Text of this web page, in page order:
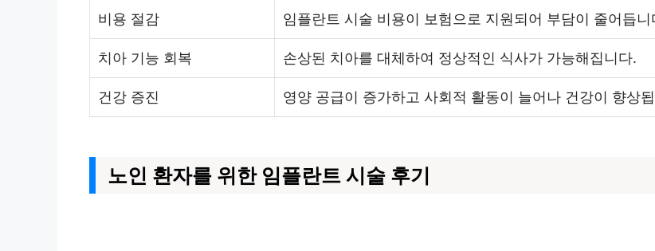
비용 절감 임플란트 시술 비용이 보험으로 지원되어 부담이 줄어듭니
치아 기능 회복 손상된 치아를 대체하여 정상적인 식사가 가능해집니다.
건강 증진 영양 공급이 증가하고 사회적 활동이 늘어나 건강이 향상
노인 환자를 위한 임플란트 시술 후기